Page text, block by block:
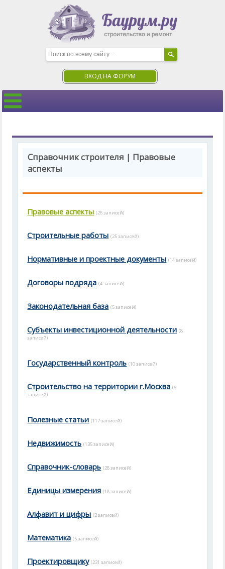
ВХОД НА ФОРУМ
Справочник строителя | Правовые
аспекты
Правовые аспекты (26 записей)
Строительные работы (25 записей)
Нормативные и проектные документы (14 записей)
Договоры подряда (4 записей)
Законодательная база (5 записей)
Субъекты инвестиционной деятельности (8
записей)
Государственный контроль (10 записей)
Строительство на территории г.Москва (6
записей)
Полезные статьи (117 записей)
Недвижимость (135 записей)
Справочник-словарь (28 записей)
Единицы измерения (18 записей)
Алфавит и цифры (2 записей)
Математика (5 записей)
Проектировщику (231 записей)